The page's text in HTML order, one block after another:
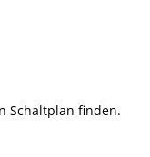
Schaltplan finden.